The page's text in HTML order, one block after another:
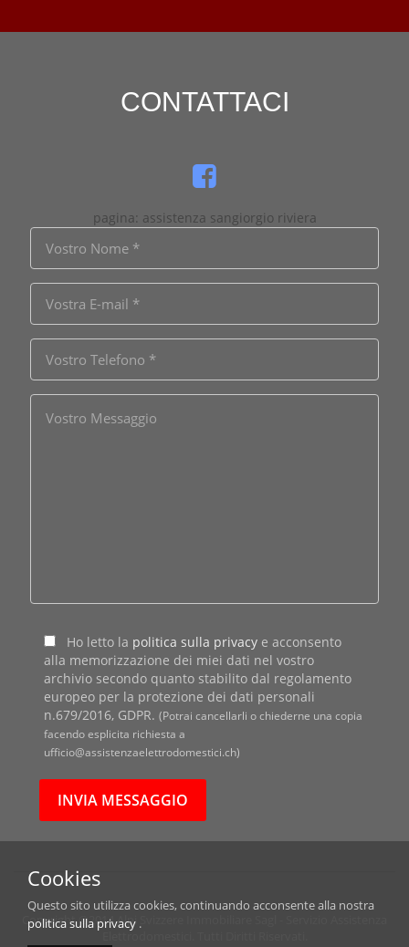
CONTATTACI
pagina: assistenza sangiorgio riviera
Ho letto la politica sulla privacy e acconsento
alla memorizzazione dei miei dati nel vostro
archivio secondo quanto stabilito dal regolamento
europeo per la protezione dei dati personali
n.679/2016, GDPR. (Potrai cancellarli o chiederne una copia
facendo esplicita richiesta a
ufficio@assistenzaelettrodomestici.ch)
Copyright ©2014 Alpi Svizzere Immobiliare Sagl - Servizio Assistenza
Elettrodomestici. Tutti Diritti Riservati.
Cookies
Questo sito utilizza cookies, continuando acconsente alla nostra
politica sulla privacy .